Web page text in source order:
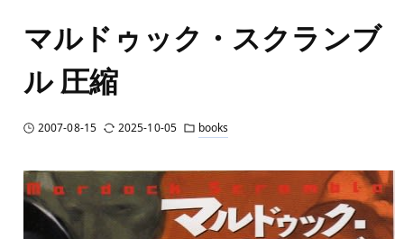
マルドゥック・スクランブ
ル 圧縮
2007-08-15 2025-10-05 books